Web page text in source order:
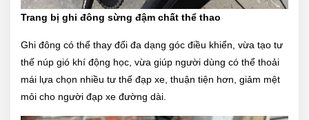
Trang bị ghi đông sừng đậm chất thể thao
Ghi đông có thể thay đổi đa dạng góc điều khiển, vừa tạo tư
thế núp gió khí động học, vừa giúp người dùng có thể thoải
mái lựa chọn nhiều tư thế đạp xe, thuận tiện hơn, giảm mệt
mỏi cho người đạp xe đường dài.